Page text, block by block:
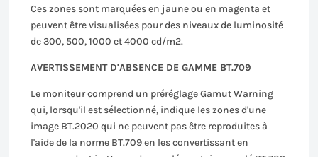
Ces zones sont marquées en jaune ou en magenta et
peuvent être visualisées pour des niveaux de luminosité
de 300, 500, 1000 et 4000 cd/m2.
AVERTISSEMENT D'ABSENCE DE GAMME BT.709
Le moniteur comprend un préréglage Gamut Warning
qui, lorsqu'il est sélectionné, indique les zones d'une
image BT.2020 qui ne peuvent pas être reproduites à
l'aide de la norme BT.709 en les convertissant en